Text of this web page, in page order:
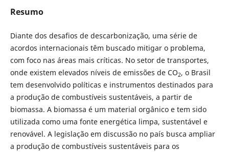
Resumo
Diante dos desafios de descarbonização, uma série de
acordos internacionais têm buscado mitigar o problema,
com foco nas áreas mais críticas. No setor de transportes,
onde existem elevados níveis de emissões de CO2, o Brasil
tem desenvolvido políticas e instrumentos destinados para
a produção de combustíveis sustentáveis, a partir de
biomassa. A biomassa é um material orgânico e tem sido
utilizada como uma fonte energética limpa, sustentável e
renovável. A legislação em discussão no país busca ampliar
a produção de combustíveis sustentáveis para os